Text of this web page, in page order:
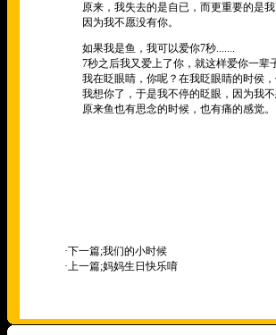
原来，我失去的是自已，而更重要的是
因为我不愿没有你。
如果我是鱼，我可以爱你7秒.......
7秒之后我又爱上了你，就这样爱你一辈
我在眨眼睛，你呢？在我眨眼睛的时侯，
我想你了，于是我不停的眨眼，因为我不
原来鱼也有思念的时候，也有痛的感觉。
·下一篇;我们的小时候
·上一篇;妈妈生日快乐唷